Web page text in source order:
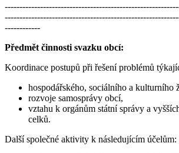
------------
Předmět činnosti svazku obcí:
Koordinace postupů při řešení problémů
hospodářského, sociálního a kulturního
rozvoje samosprávy obcí,
vztahu k orgánům státní správy a
celků.
Další společné aktivity k následujícím účelům: